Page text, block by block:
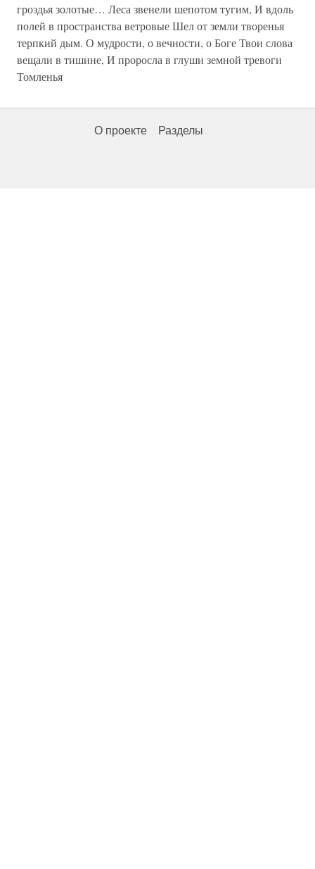
гроздья золотые… Леса звенели шепотом тугим, И вдоль
полей в пространства ветровые Шел от земли творенья
терпкий дым. О мудрости, о вечности, о Боге Твои слова
вещали в тишине, И проросла в глуши земной тревоги
Томленья
О проекте Разделы